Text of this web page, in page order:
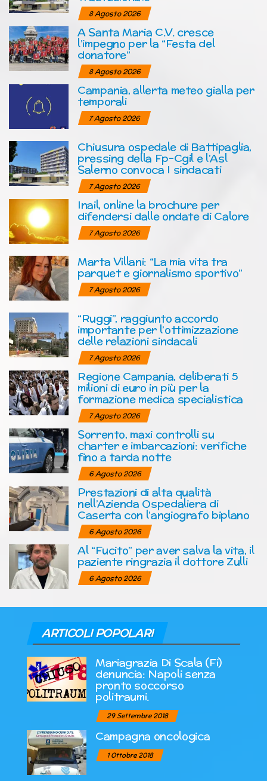
8 Agosto 2026
A Santa Maria C.V. cresce
l’impegno per la “Festa del
donatore”
8 Agosto 2026
Campania, allerta meteo gialla per
temporali
7 Agosto 2026
Chiusura ospedale di Battipaglia,
pressing della Fp-Cgil e l’Asl
Salerno convoca I sindacati
7 Agosto 2026
Inail, online la brochure per
difendersi dalle ondate di Calore
7 Agosto 2026
Marta Villani: “La mia vita tra
parquet e giornalismo sportivo”
7 Agosto 2026
“Ruggi”, raggiunto accordo
importante per l’ottimizzazione
delle relazioni sindacali
7 Agosto 2026
Regione Campania, deliberati 5
milioni di euro in più per la
formazione medica specialistica
7 Agosto 2026
Sorrento, maxi controlli su
charter e imbarcazioni: verifiche
fino a tarda notte
6 Agosto 2026
Prestazioni di alta qualità
nell’Azienda Ospedaliera di
Caserta con l’angiografo biplano
6 Agosto 2026
Al “Fucito” per aver salva la vita, il
paziente ringrazia il dottore Zulli
6 Agosto 2026
ARTICOLI POPOLARI
Mariagrazia Di Scala (Fi)
denuncia: Napoli senza
pronto soccorso
politraumi.
29 Settembre 2018
Campagna oncologica
1 Ottobre 2018